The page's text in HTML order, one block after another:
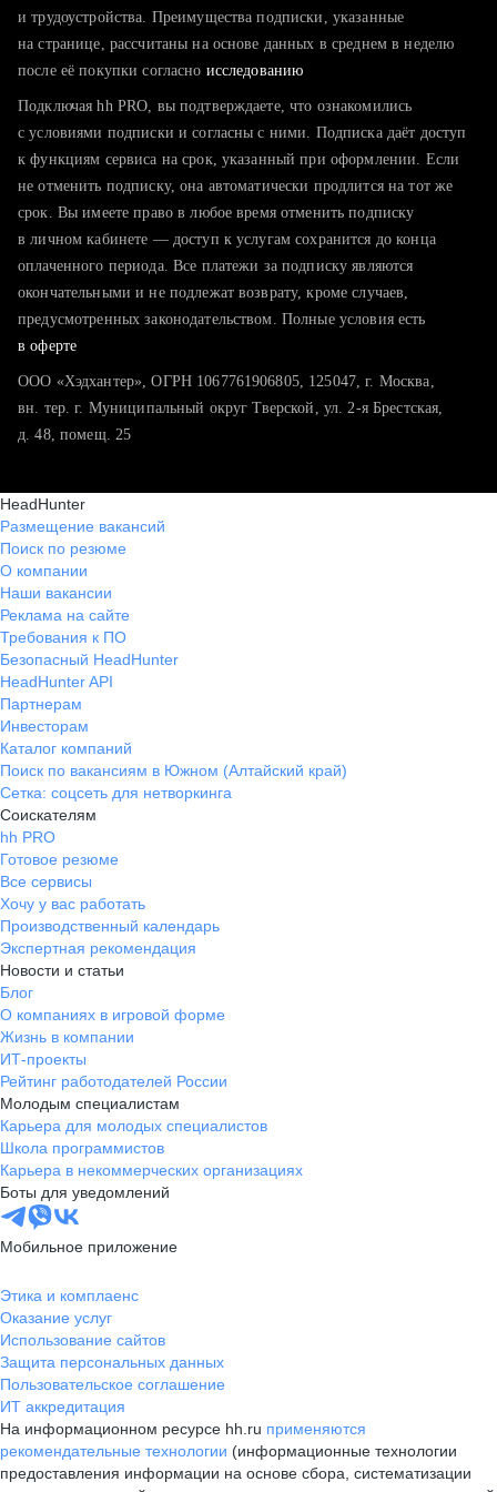
тратите много времени на поиск и вручную поднимаете
хотите сравнить себя с конкурентами и оценить шансы
и трудоустройства. Преимущества подписки, указанные
на странице, рассчитаны на основе данных в среднем в неделю
после её покупки согласно исследованию
Подключая hh PRO, вы подтверждаете, что ознакомились
с условиями подписки и согласны с ними. Подписка даёт доступ
к функциям сервиса на срок, указанный при оформлении. Если
не отменить подписку, она автоматически продлится на тот же
срок. Вы имеете право в любое время отменить подписку
в личном кабинете — доступ к услугам сохранится до конца
оплаченного периода. Все платежи за подписку являются
окончательными и не подлежат возврату, кроме случаев,
предусмотренных законодательством. Полные условия есть
в оферте
ООО «Хэдхантер», ОГРН 1067761906805, 125047, г. Москва,
вн. тер. г. Муниципальный округ Тверской, ул. 2-я Брестская,
д. 48, помещ. 25
HeadHunter
Размещение вакансий
Поиск по резюме
О компании
Наши вакансии
Реклама на сайте
Требования к ПО
Безопасный HeadHunter
HeadHunter API
Партнерам
Инвесторам
Каталог компаний
Поиск по вакансиям в Южном (Алтайский край)
Сетка: соцсеть для нетворкинга
Соискателям
hh PRO
Готовое резюме
Все сервисы
Хочу у вас работать
Производственный календарь
Экспертная рекомендация
Новости и статьи
Блог
О компаниях в игровой форме
Жизнь в компании
ИТ-проекты
Рейтинг работодателей России
Молодым специалистам
Карьера для молодых специалистов
Школа программистов
Карьера в некоммерческих организациях
Боты для уведомлений
Мобильное приложение
Этика и комплаенс
Оказание услуг
Использование сайтов
Защита персональных данных
Пользовательское соглашение
ИТ аккредитация
На информационном ресурсе hh.ru применяются
рекомендательные технологии (информационные технологии
предоставления информации на основе сбора, систематизации